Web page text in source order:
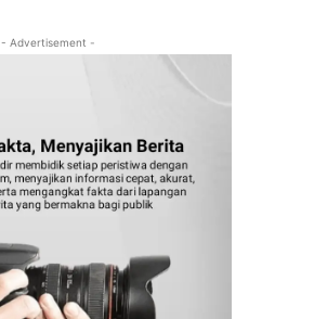
- Advertisement -